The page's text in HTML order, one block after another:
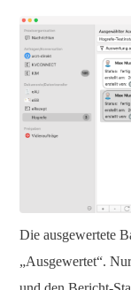
Die ausgewertete
„Ausgewertet“.